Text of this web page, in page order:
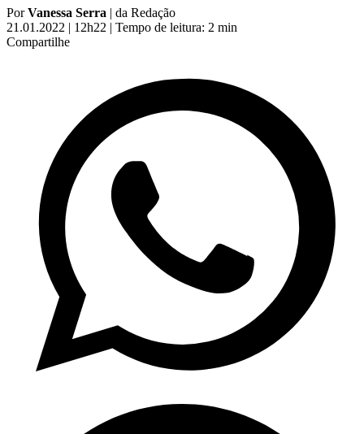
PorVanessa Serra | da Redação
21.01.2022 | 12h22 | Tempo de leitura: 2 min
Compartilhe